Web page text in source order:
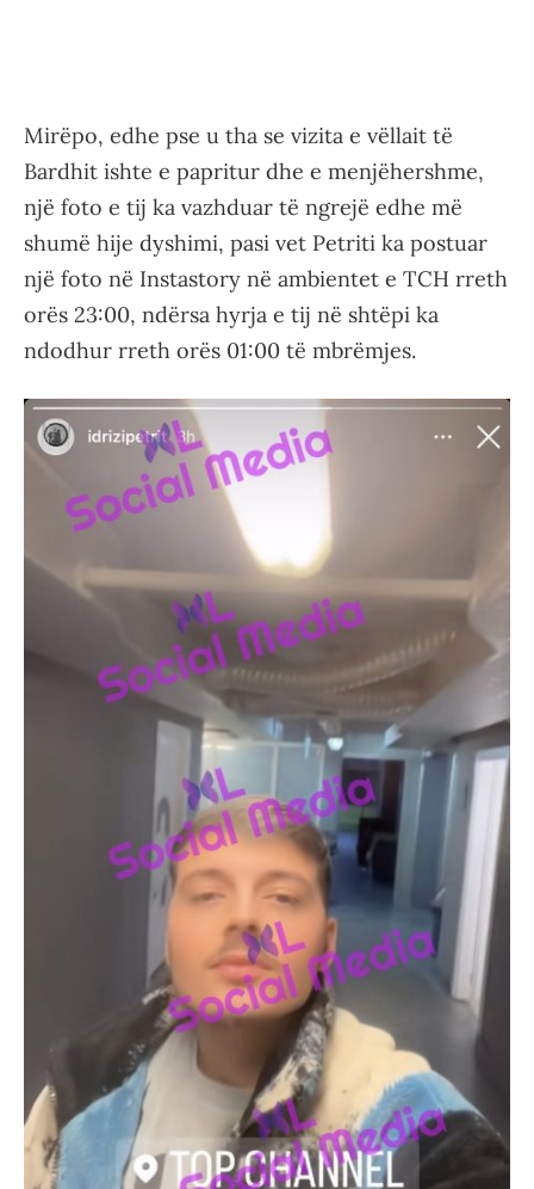
Mirëpo, edhe pse u tha se vizita e vëllait të
Bardhit ishte e papritur dhe e menjëhershme,
një foto e tij ka vazhduar të ngrejë edhe më
shumë hije dyshimi, pasi vet Petriti ka postuar
një foto në Instastory në ambientet e TCH rreth
orës 23:00, ndërsa hyrja e tij në shtëpi ka
ndodhur rreth orës 01:00 të mbrëmjes.